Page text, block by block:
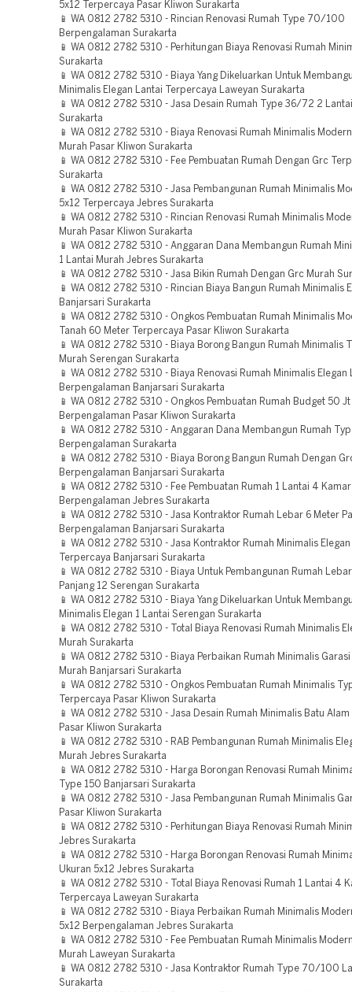
5x12 Terpercaya Pasar Kliwon Surakarta
📱 WA 0812 2782 5310 - Rincian Renovasi Rumah Type 70/100
Berpengalaman Surakarta
📱 WA 0812 2782 5310 - Perhitungan Biaya Renovasi Rumah
Surakarta
📱 WA 0812 2782 5310 - Biaya Yang Dikeluarkan Untuk
Minimalis Elegan Lantai Terpercaya Laweyan Surakarta
📱 WA 0812 2782 5310 - Jasa Desain Rumah Type 36/72 2
Surakarta
📱 WA 0812 2782 5310 - Biaya Renovasi Rumah Minimalis
Murah Pasar Kliwon Surakarta
📱 WA 0812 2782 5310 - Fee Pembuatan Rumah Dengan Grc
Surakarta
📱 WA 0812 2782 5310 - Jasa Pembangunan Rumah Minimalis
5x12 Terpercaya Jebres Surakarta
📱 WA 0812 2782 5310 - Rincian Renovasi Rumah Minimalis
Murah Pasar Kliwon Surakarta
📱 WA 0812 2782 5310 - Anggaran Dana Membangun Rumah
1 Lantai Murah Jebres Surakarta
📱 WA 0812 2782 5310 - Jasa Bikin Rumah Dengan Grc Murah
📱 WA 0812 2782 5310 - Rincian Biaya Bangun Rumah Minimalis
Banjarsari Surakarta
📱 WA 0812 2782 5310 - Ongkos Pembuatan Rumah Minimalis
Tanah 60 Meter Terpercaya Pasar Kliwon Surakarta
📱 WA 0812 2782 5310 - Biaya Borong Bangun Rumah Minimalis
Murah Serengan Surakarta
📱 WA 0812 2782 5310 - Biaya Renovasi Rumah Minimalis Elegan
Berpengalaman Banjarsari Surakarta
📱 WA 0812 2782 5310 - Ongkos Pembuatan Rumah Budget 50 Jt
Berpengalaman Pasar Kliwon Surakarta
📱 WA 0812 2782 5310 - Anggaran Dana Membangun Rumah
Berpengalaman Surakarta
📱 WA 0812 2782 5310 - Biaya Borong Bangun Rumah Dengan
Berpengalaman Banjarsari Surakarta
📱 WA 0812 2782 5310 - Fee Pembuatan Rumah 1 Lantai 4 Kamar
Berpengalaman Jebres Surakarta
📱 WA 0812 2782 5310 - Jasa Kontraktor Rumah Lebar 6 Meter
Berpengalaman Banjarsari Surakarta
📱 WA 0812 2782 5310 - Jasa Kontraktor Rumah Minimalis
Terpercaya Banjarsari Surakarta
📱 WA 0812 2782 5310 - Biaya Untuk Pembangunan Rumah
Panjang 12 Serengan Surakarta
📱 WA 0812 2782 5310 - Biaya Yang Dikeluarkan Untuk
Minimalis Elegan 1 Lantai Serengan Surakarta
📱 WA 0812 2782 5310 - Total Biaya Renovasi Rumah Minimalis
Murah Surakarta
📱 WA 0812 2782 5310 - Biaya Perbaikan Rumah Minimalis
Murah Banjarsari Surakarta
📱 WA 0812 2782 5310 - Ongkos Pembuatan Rumah Minimalis
Terpercaya Pasar Kliwon Surakarta
📱 WA 0812 2782 5310 - Jasa Desain Rumah Minimalis Batu
Pasar Kliwon Surakarta
📱 WA 0812 2782 5310 - RAB Pembangunan Rumah Minimalis
Murah Jebres Surakarta
📱 WA 0812 2782 5310 - Harga Borongan Renovasi Rumah
Type 150 Banjarsari Surakarta
📱 WA 0812 2782 5310 - Jasa Pembangunan Rumah Minimalis
Pasar Kliwon Surakarta
📱 WA 0812 2782 5310 - Perhitungan Biaya Renovasi Rumah
Jebres Surakarta
📱 WA 0812 2782 5310 - Harga Borongan Renovasi Rumah
Ukuran 5x12 Jebres Surakarta
📱 WA 0812 2782 5310 - Total Biaya Renovasi Rumah 1 Lantai 4
Terpercaya Laweyan Surakarta
📱 WA 0812 2782 5310 - Biaya Perbaikan Rumah Minimalis
5x12 Berpengalaman Jebres Surakarta
📱 WA 0812 2782 5310 - Fee Pembuatan Rumah Minimalis
Murah Laweyan Surakarta
📱 WA 0812 2782 5310 - Jasa Kontraktor Rumah Type 70/100
Surakarta